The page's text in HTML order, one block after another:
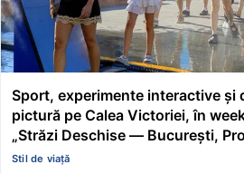
Sport, experimente interactive și
pictură pe Calea Victoriei, în
„Străzi Deschise — București,
Stil de viață